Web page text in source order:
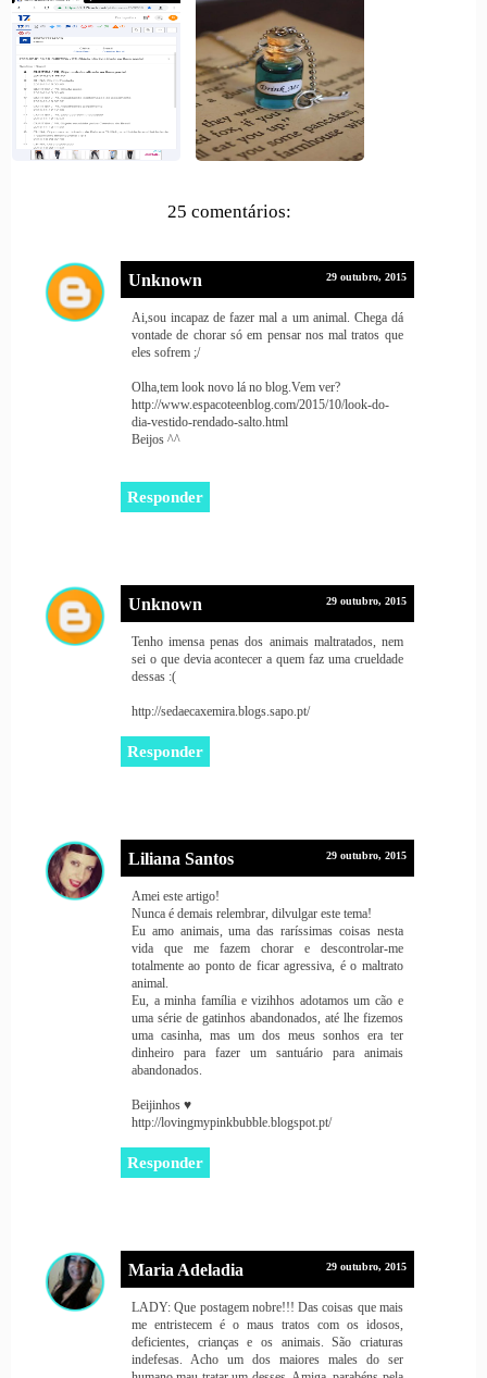
25 comentários:
Unknown 29 outubro, 2015
Ai,sou incapaz de fazer mal a um animal. Chega dá
vontade de chorar só em pensar nos mal tratos que
eles sofrem ;/
Olha,tem look novo lá no blog.Vem ver?
http://www.espacoteenblog.com/2015/10/look-do-
dia-vestido-rendado-salto.html
Beijos ^^
Responder
Unknown 29 outubro, 2015
Tenho imensa penas dos animais maltratados, nem
sei o que devia acontecer a quem faz uma crueldade
dessas :(
http://sedaecaxemira.blogs.sapo.pt/
Responder
Liliana Santos 29 outubro, 2015
Amei este artigo!
Nunca é demais relembrar, dilvulgar este tema!
Eu amo animais, uma das raríssimas coisas nesta
vida que me fazem chorar e descontrolar-me
totalmente ao ponto de ficar agressiva, é o maltrato
animal.
Eu, a minha família e vizihhos adotamos um cão e
uma série de gatinhos abandonados, até lhe fizemos
uma casinha, mas um dos meus sonhos era ter
dinheiro para fazer um santuário para animais
abandonados.
Beijinhos ♥
http://lovingmypinkbubble.blogspot.pt/
Responder
Maria Adeladia 29 outubro, 2015
LADY: Que postagem nobre!!! Das coisas que mais
me entristecem é o maus tratos com os idosos,
deficientes, crianças e os animais. São criaturas
indefesas. Acho um dos maiores males do ser